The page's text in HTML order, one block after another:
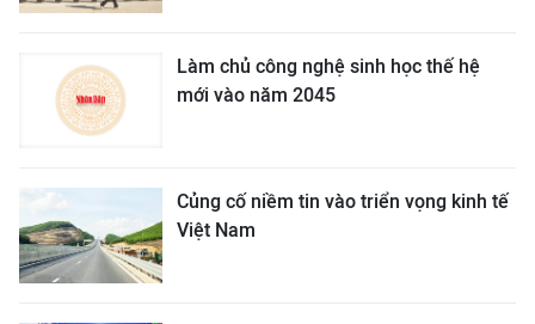
Làm chủ công nghệ sinh học thế hệ
mới vào năm 2045
Củng cố niềm tin vào triển vọng kinh tế
Việt Nam